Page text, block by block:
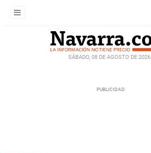
SÁBADO, 08 DE AGOSTO DE 2026